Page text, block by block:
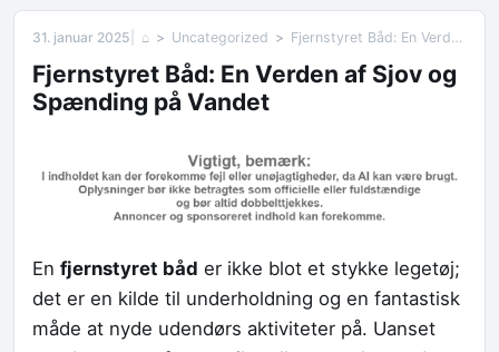
31. januar 2025 ⌂ Uncategorized Fjernstyret Båd: En Verden af Sjov og Spænding på Vandet
Fjernstyret Båd: En Verden af Sjov og
Spænding på Vandet
En fjernstyret båd er ikke blot et stykke legetøj;
det er en kilde til underholdning og en fantastisk
måde at nyde udendørs aktiviteter på. Uanset